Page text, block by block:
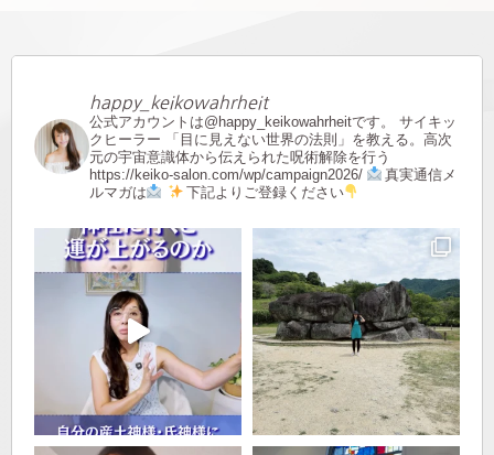
happy_keikowahrheit
公式アカウントは@happy_keikowahrheitです。
サイキッ
クヒーラー 「目に見えない世界の法則」を教える。高次
元の宇宙意識体から伝えられた呪術解除を行う
https://keiko-salon.com/wp/campaign2026/
真実通信メ
ルマガは
下記よりご登録ください